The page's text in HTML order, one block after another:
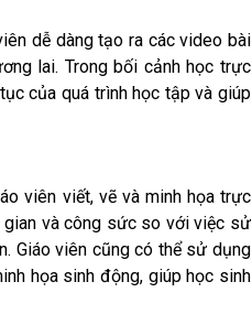
dễ dàng tạo ra các video bài
lai. Trong bối cảnh học trực
của quá trình học tập và giúp
viên viết, vẽ và minh họa trực
gian và công sức so với việc sử
Giáo viên cũng có thể sử dụng
họa sinh động, giúp học sinh